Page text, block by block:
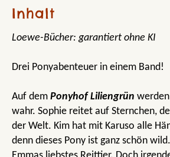
Inhalt
Loewe-Bücher: garantiert ohne KI
Drei Ponyabenteuer in einem Band!
Auf dem Ponyhof Liliengrün werden
wahr. Sophie reitet auf Sternchen,
der Welt. Kim hat mit Karuso alle
denn dieses Pony ist ganz schön